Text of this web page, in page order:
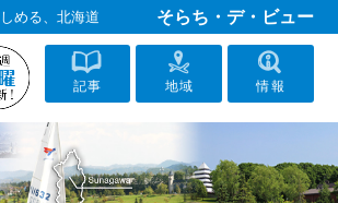
める、北海道 そらち・デ・ビュー
記事 地域 情報